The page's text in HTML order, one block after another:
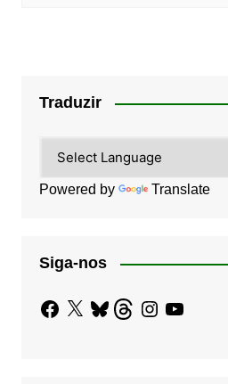
Traduzir
Powered by Translate
Siga-nos
Facebook
X BlueskyThreadsInstagram
YouTube